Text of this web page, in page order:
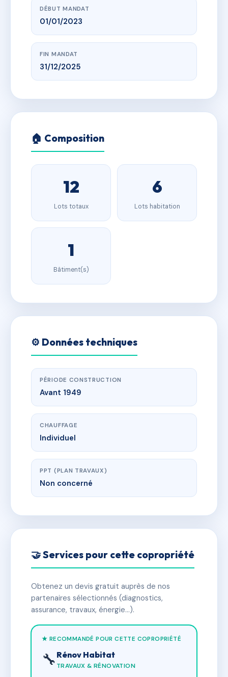
DÉBUT MANDAT
01/01/2023
FIN MANDAT
31/12/2025
🏠 Composition
12
Lots totaux
6
Lots habitation
1
Bâtiment(s)
⚙️ Données techniques
PÉRIODE CONSTRUCTION
Avant 1949
CHAUFFAGE
Individuel
PPT (PLAN TRAVAUX)
Non concerné
🤝 Services pour cette copropriété
Obtenez un devis gratuit auprès de nos
partenaires sélectionnés (diagnostics,
assurance, travaux, énergie…).
★ RECOMMANDÉ POUR CETTE COPROPRIÉTÉ
🔧 Rénov Habitat
TRAVAUX & RÉNOVATION